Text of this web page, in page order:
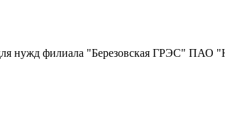
нужд филиала "Березовская ГРЭС"